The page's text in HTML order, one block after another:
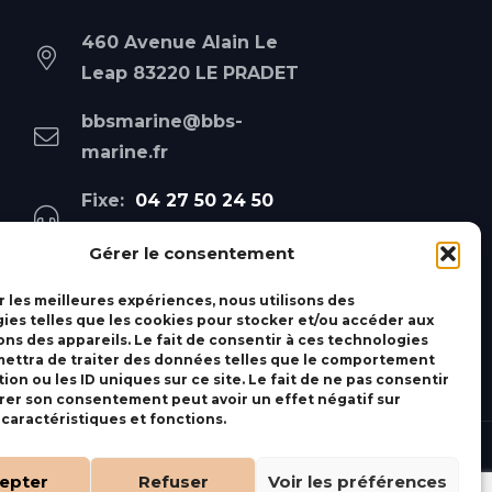
Gérer le consentement
les meilleures expériences, nous utilisons des
telles que les cookies pour stocker et/ou accéder aux
des appareils. Le fait de consentir à ces technologies
de traiter des données telles que le comportement
ou les ID uniques sur ce site. Le fait de ne pas consentir
son consentement peut avoir un effet négatif sur
et fonctions.
Refuser Voir les préférences
460 Avenue Alain Le
Leap 83220 LE PRADET
bbsmarine@bbs-
marine.fr
Fixe: 04 27 50 24 50